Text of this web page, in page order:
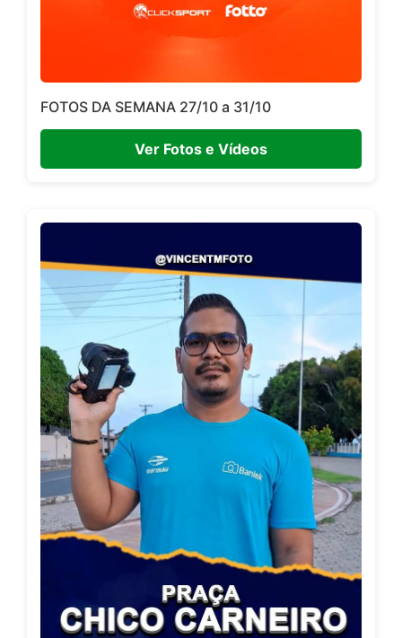
FOTOS DA SEMANA 27/10 a 31/10
Ver Fotos e Vídeos